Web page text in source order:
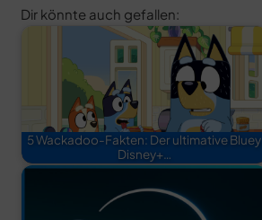
Dir könnte auch gefallen:
5 Wackadoo-Fakten: Der ultimative Bluey
Disney+…